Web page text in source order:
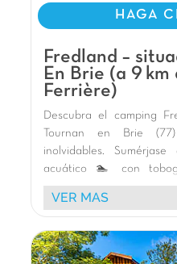
HAGA
Fredland –
En Brie (a 9
Ferrière)
Descubra el camping
Tournan en Brie
inolvidables.
acuático 🏊 con
cubiertas y al aire libre.
infantil de madera 🎢,
bungalows 🏕️ o de
como las cabañas sobre
VER MAS